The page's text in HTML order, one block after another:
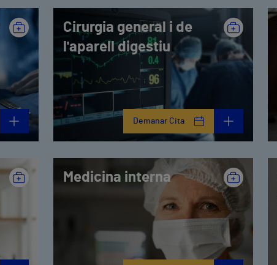
Cirurgia general i de
l'aparell digestiu
Demanar Cita
Medicina interna